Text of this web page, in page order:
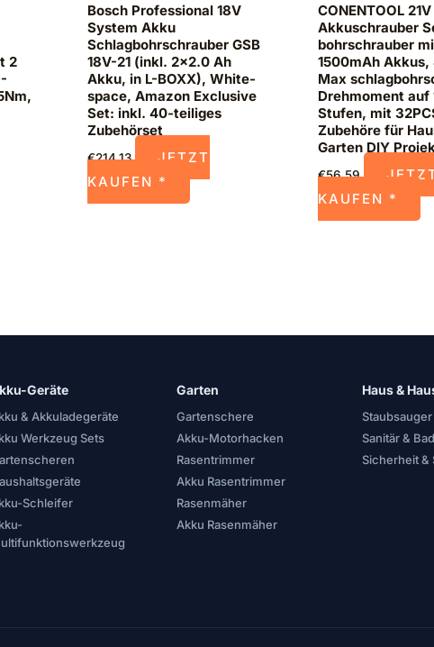
2
Bosch Professional 18V
System Akku
Schlagbohrschrauber GSB
18V-21 (inkl. 2×2.0 Ah
Akku, in L-BOXX), White-
space, Amazon Exclusive
Set: inkl. 40-teiliges
Zubehörset
€214,13
JETZT
KAUFEN *
CONENTOOL 21V
Akkuschrauber
bohrschrauber
1500mAh Akkus,
Max
Drehmoment auf
Stufen, mit
Zubehöre für
Garten DIY
€56,59
KAUFEN *
Geräte
& Akkuladegeräte
Werkzeug Sets
Schleifer
Garten
Gartenschere
Akku-Motorhacken
Rasentrimmer
Akku Rasentrimmer
Rasenmäher
Akku Rasenmäher
Haus &
Staubsauger
Sanitär & Bad
Sicherheit &